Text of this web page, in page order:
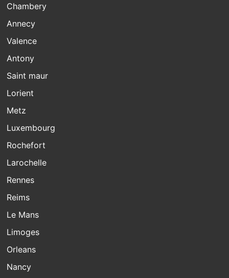
Chambery
Annecy
Valence
Antony
Saint maur
Lorient
Metz
Luxembourg
Rochefort
Larochelle
Rennes
Reims
Le Mans
Limoges
Orleans
Nancy